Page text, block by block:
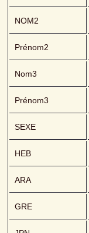
NOM2
Prénom2
Nom3
Prénom3
SEXE
HEB
ARA
GRE